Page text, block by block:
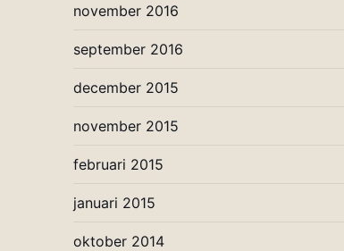
november 2016
september 2016
december 2015
november 2015
februari 2015
januari 2015
oktober 2014